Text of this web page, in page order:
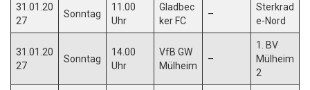
31.01.20
27
Sonntag
11.00
Uhr
Gladbec
ker FC
–
Sterkrad
e-Nord
31.01.20
27
Sonntag
14.00
Uhr
VfB GW
Mülheim
–
1. BV
Mülheim
2